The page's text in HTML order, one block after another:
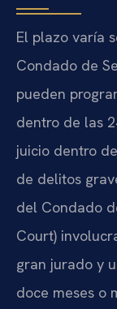
El plazo varía
Condado de
pueden
dentro de las
juicio dentro
de delitos
del Condado
Court)
gran jurado y
doce meses o